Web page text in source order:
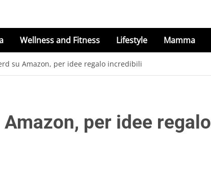
Wellness and Fitness Lifestyle Mamma
su Amazon, per idee regalo incredibili
per idee regalo